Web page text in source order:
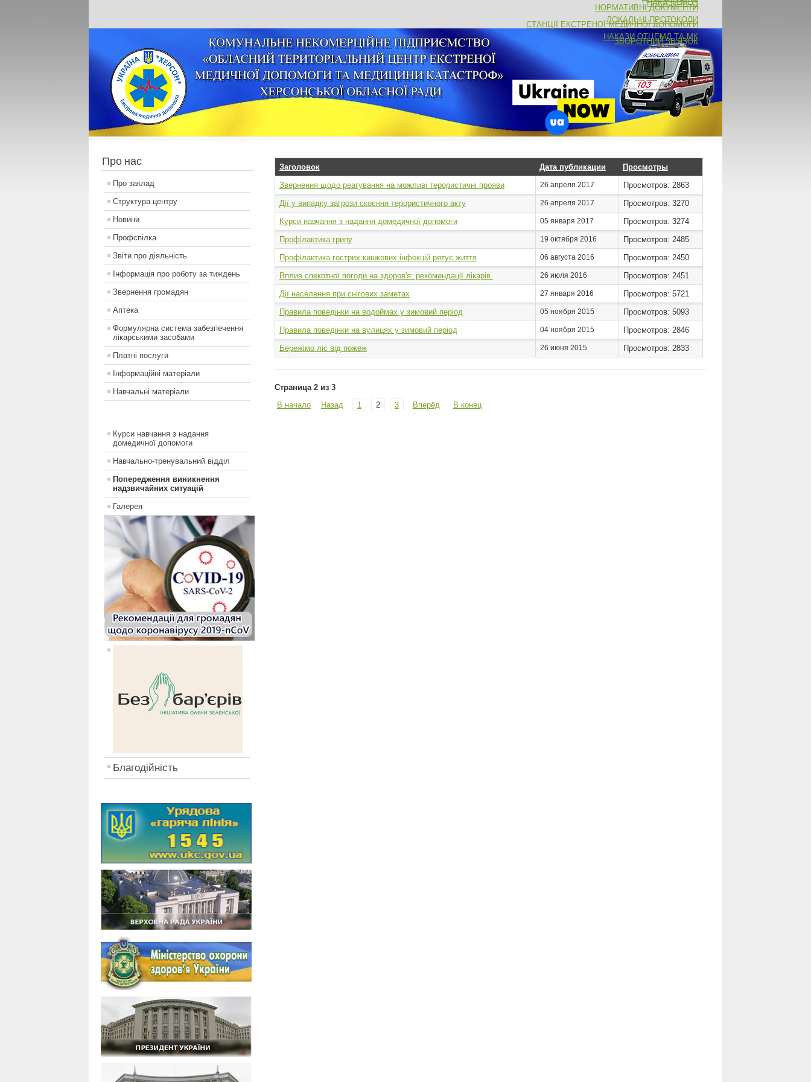
НОРМАТИВНІ ДОКУМЕНТИ
НАКАЗИ МОЗ
ЛОКАЛЬНІ ПРОТОКОЛИ
НАКАЗИ ОТЦЕМД ТА МК
СТАНЦІЇ ЕКСТРЕНОЇ МЕДИЧНОЇ ДОПОМОГИ
ЗВОРОТНИЙ ЗВ'ЯЗОК
Про нас
Про заклад
Структура центру
Новини
Профспілка
Звіти про діяльність
Інформація про роботу за тиждень
Звернення громадян
Аптека
Формулярна система забезпечення
лікарськими засобами
Платні послуги
Інформаційні матеріали
Навчальні матеріали
Курси навчання з надання
домедичної допомоги
Навчально-тренувальний відділ
Попередження виникнення
надзвичайних ситуацій
Галерея
Благодійність
Заголовок Дата публикации
Просмотры
Звернення щодо реагування на можливі терористичні прояви
26 апреля 2017
Просмотров: 2863
Дії у випадку загрози скоєння терористичного акту
26 апреля 2017
Просмотров: 3270
Курси навчання з надання домедичної допомоги
05 января 2017
Просмотров: 3274
Профілактика грипу
19 октября 2016
Просмотров: 2485
Профілактика гострих кишкових інфекцій рятує життя
06 августа 2016
Просмотров: 2450
Вплив спекотної погоди на здоров'я: рекомендації лікарів.
26 июля 2016
Просмотров: 2451
Дії населення при снігових заметах
27 января 2016
Просмотров: 5721
Правила поведінки на водоймах у зимовий період
05 ноября 2015
Просмотров: 5093
Правила поведінки на вулицях у зимовий період
04 ноября 2015
Просмотров: 2846
Бережімо ліс від пожеж
26 июня 2015 Просмотров: 2833
Страница 2 из 3
В начало
Назад 1 2 3 Вперёд В конец